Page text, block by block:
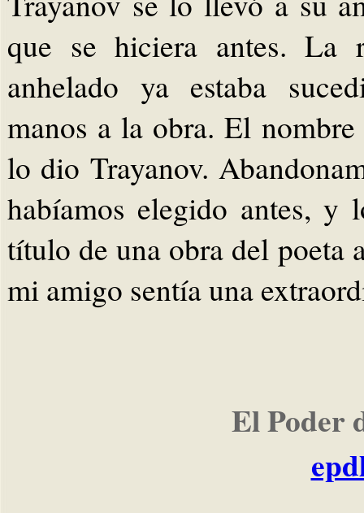
que se hiciera antes. La
anhelado ya estaba
manos a la obra. El
lo dio Trayanov.
habíamos elegido antes, y
título de una obra del poeta
mi amigo sentía una
El Poder